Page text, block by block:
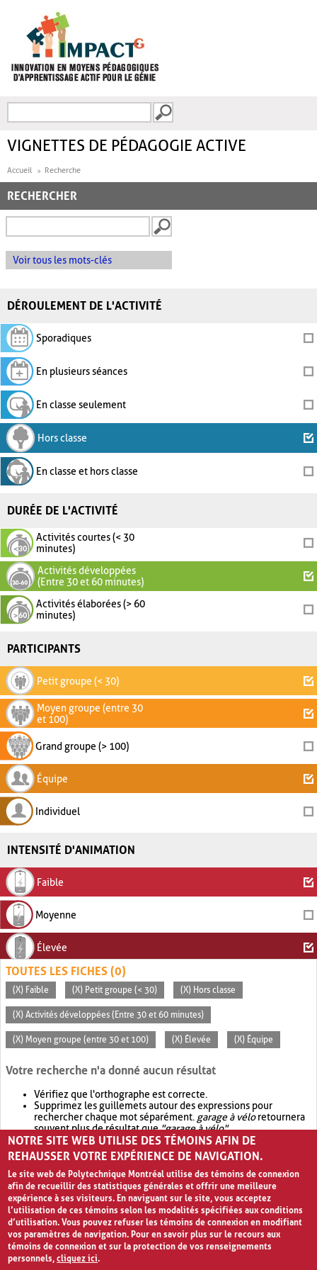
FORMULAIRE DE
VIGNETTES DE PÉDAGOGIE ACTIVE
Accueil Recherche
RECHERCHER
Voir tous les mots-clés
DÉROULEMENT DE L'ACTIVITÉ
Sporadiques
En plusieurs séances
En classe seulement
Hors classe
En classe et hors classe
DURÉE DE L'ACTIVITÉ
Activités courtes (< 30
minutes)
Activités développées
(Entre 30 et 60 minutes)
Activités élaborées (> 60
minutes)
PARTICIPANTS
Petit groupe (< 30)
Moyen groupe (entre 30
et 100)
Grand groupe (> 100)
Équipe
Individuel
INTENSITÉ D'ANIMATION
Faible
Moyenne
Élevée
TOUTES LES FICHES (0)
(X) Faible (X) Petit groupe (< 30) (X) Hors classe
(X) Activités développées (Entre 30 et 60 minutes)
(X) Moyen groupe (entre 30 et 100) (X) Élevée (X) Équipe
Votre recherche n'a donné aucun résultat
Vérifiez que l'orthographe est correcte.
Supprimez les guillemets autour des expressions pour
rechercher chaque mot séparément. garage à véloretournera
souvent plus de résultat que"garage à vélo".
Envisagez d'élargir votre recherche avec OR.garage OR vélo
retournera souvent plus de résultat quegarage à vélo
NOTRE SITE WEB UTILISE DES TÉMOINS AFIN DE
REHAUSSER VOTRE EXPÉRIENCE DE NAVIGATION.
Le site web de Polytechnique Montréal utilise des témoins de connexion
afin de recueillir des statistiques générales et offrir une meilleure
expérience à ses visiteurs. En naviguant sur le site, vous acceptez
l’utilisation de ces témoins selon les modalités spécifiées aux conditions
d’utilisation. Vous pouvez refuser les témoins de connexion en modifiant
vos paramètres de navigation. Pour en savoir plus sur le recours aux
témoins de connexion et sur la protection de vos renseignements
personnels,cliquez ici.